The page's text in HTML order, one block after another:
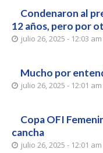
Condenaron al
12 años, pero por
julio 26, 2025 - 12:03 am
Mucho por
julio 26, 2025 - 12:01 am
Copa OFI
cancha
julio 26, 2025 - 12:01 am